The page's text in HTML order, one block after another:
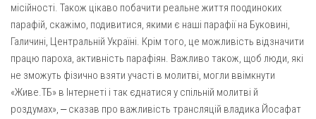
Успіння Пресвятої Богородиці (м. Кременчук)
Успіння Пресвятої Богородиці (м. Лубни)
Парохії Сумської області
Введення в храм Богородиці (м. Суми)
Матері Божої Неустанної Помочі (м. Охтирка)
місійності. Також цікаво побачити реальне життя поодиноких
парафій, скажімо, подивитися, якими є наші парафії на Буковині,
Галичині, Центральній Україні. Крім того, це можливість відзначити
працю пароха, активність парафіян. Важливо також, щоб люди, які
не зможуть фізично взяти участі в молитві, могли ввімкнути
«Живе.ТБ» в Інтернеті і так єднатися у спільній молитві й
роздумах», ‒ сказав про важливість трансляцій владика Йосафат